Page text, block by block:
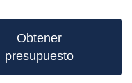
Obtener
presupuesto